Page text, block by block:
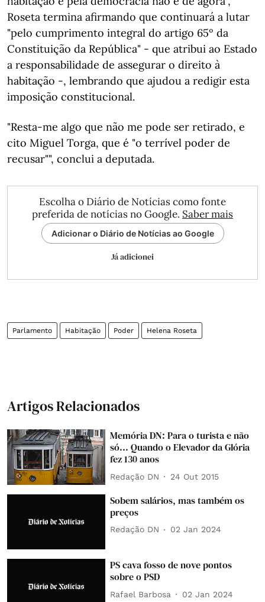
Roseta termina afirmando que continuará a lutar
"pelo cumprimento integral do artigo 65º da
Constituição da República" - que atribui ao Estado
a responsabilidade de assegurar o direito à
habitação -, lembrando que ajudou a redigir esta
imposição constitucional.
"Resta-me algo que não me pode ser retirado, e
cito Miguel Torga, que é "o terrível poder de
recusar"", conclui a deputada.
Escolha o Diário de Notícias como fonte
preferida de notícias no Google. Saber mais
Adicionar o Diário de Notícias ao Google
Já adicionei
Parlamento Habitação Poder Helena Roseta
Artigos Relacionados
Memória DN: Para o turista e não
só... Quando o Elevador da Glória
fez 130 anos
Redação DN 24 Out 2015
Sobem salários, mas também os
preços
Redação DN 02 Jan 2024
PS cava fosso de nove pontos
sobre o PSD
Rafael Barbosa 02 Jan 2024